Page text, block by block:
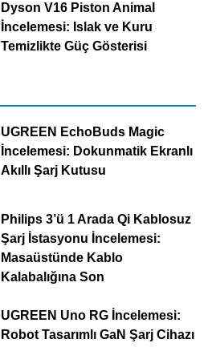
Dyson V16 Piston Animal
İncelemesi: Islak ve Kuru
Temizlikte Güç Gösterisi
UGREEN EchoBuds Magic
İncelemesi: Dokunmatik Ekranlı
Akıllı Şarj Kutusu
Philips 3’ü 1 Arada Qi Kablosuz
Şarj İstasyonu İncelemesi:
Masaüstünde Kablo
Kalabalığına Son
UGREEN Uno RG İncelemesi:
Robot Tasarımlı GaN Şarj Cihazı